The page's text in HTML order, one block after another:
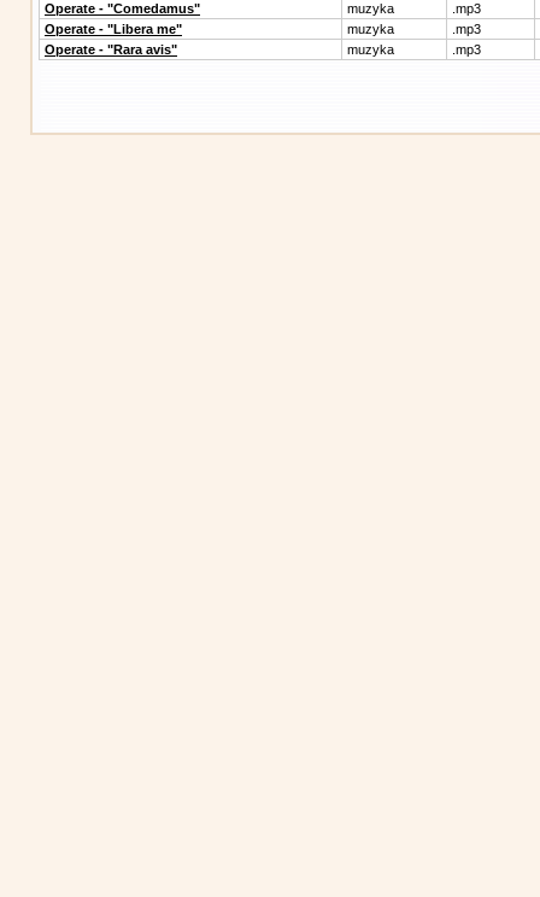
Operate - "Comedamus" muzyka
.mp3
Operate - "Libera me"
muzyka
.mp3
Operate - "Rara avis"
muzyka .mp3